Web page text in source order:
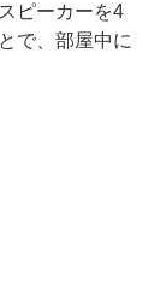
ピーカーを4
で、部屋中に